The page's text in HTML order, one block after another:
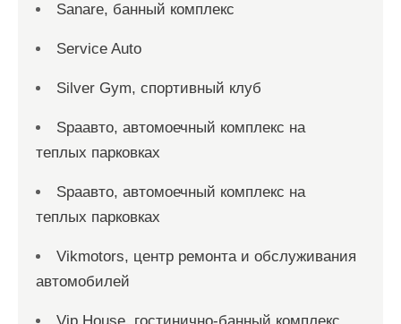
Sanare, банный комплекс
Service Auto
Silver Gym, спортивный клуб
Spaавто, автомоечный комплекс на
теплых парковках
Spaавто, автомоечный комплекс на
теплых парковках
Vikmotors, центр ремонта и обслуживания
автомобилей